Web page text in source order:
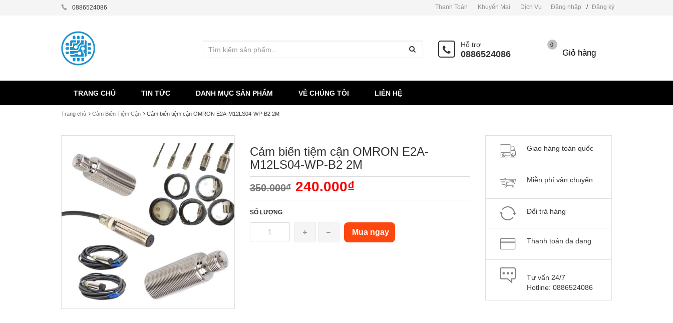
0886524086 Đăng nhập / Đăng ký
Thanh Toán Khuyến Mại Dịch Vụ
Hỗ trợ
0886524086 Giỏ hàng
0
TRANG CHỦ TIN TỨC DANH MỤC SẢN PHẨM VỀ CHÚNG TÔI LIÊN HỆ
Trang chủ Cảm Biến Tiệm Cận Cảm biến tiệm cận OMRON E2A-M12LS04-WP-B2 2M
Cảm biến tiệm cận OMRON E2A-
M12LS04-WP-B2 2M
350.000₫ 240.000₫
SỐ LƯỢNG
Mua ngay
Giao hàng toàn quốc
Miễn phí vận chuyển
Đổi trả hàng
Thanh toán đa dạng
Tư vấn 24/7
Hotline: 0886524086